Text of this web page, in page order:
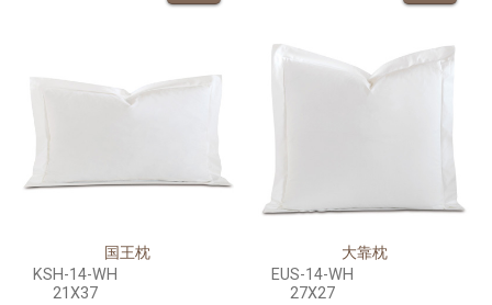
国王枕
KSH-14-WH
21X37
大靠枕
EUS-14-WH
27X27